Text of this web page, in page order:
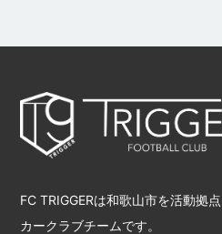
FC TRIGGERは和歌山市を活動拠
カークラブチームです。